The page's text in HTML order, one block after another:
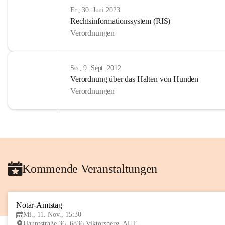
Fr., 30. Juni 2023
Rechtsinformationssystem (RIS)
Verordnungen
So., 9. Sept. 2012
Verordnung über das Halten von Hunden
Verordnungen
Kommende Veranstaltungen
Notar-Amtstag
Mi., 11. Nov., 15:30